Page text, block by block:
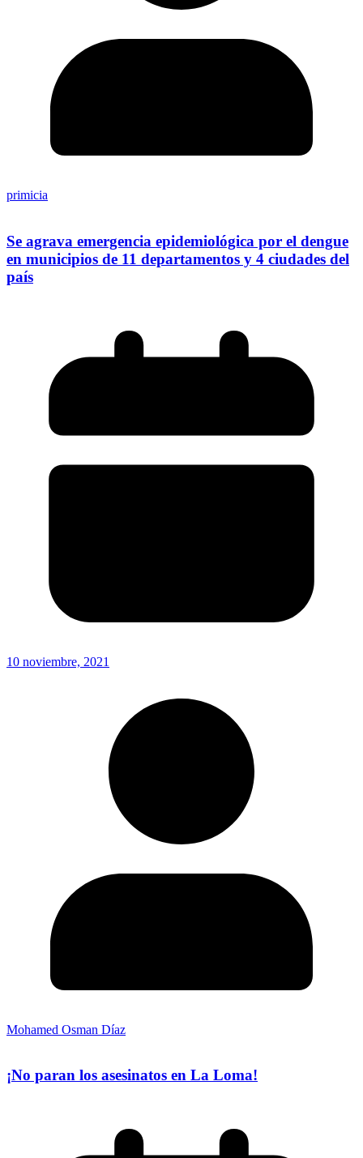
primicia
Se agrava emergencia epidemiológica por el dengue
en municipios de 11 departamentos y 4 ciudades del
país
10 noviembre, 2021
Mohamed Osman Díaz
¡No paran los asesinatos en La Loma!